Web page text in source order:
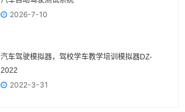
2026-7-10
汽车驾驶模拟器，驾校学车教学培训模拟器DZ-
2022
2022-3-31